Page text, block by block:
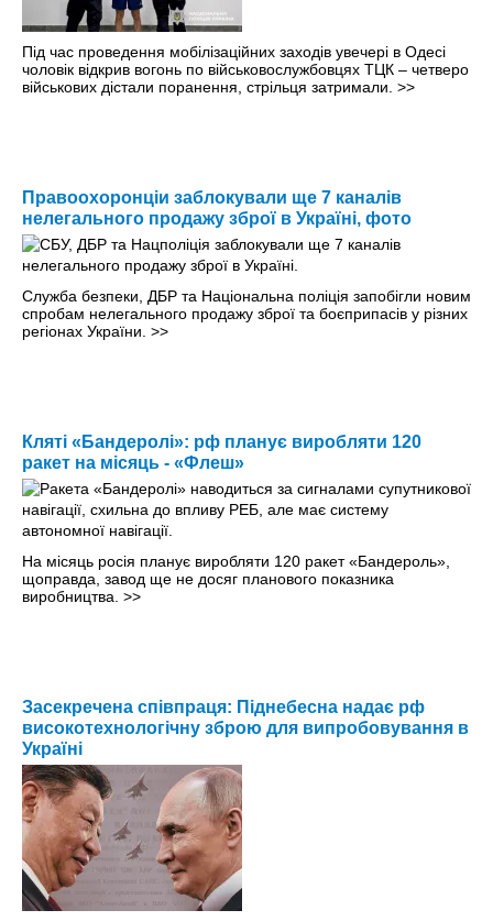
Під час проведення мобілізаційних заходів увечері в Одесі
чоловік відкрив вогонь по військовослужбовцях ТЦК – четверо
військових дістали поранення, стрільця затримали. >>
Правоохоронціи заблокували ще 7 каналів
нелегального продажу зброї в Україні, фото
Служба безпеки, ДБР та Національна поліція запобігли новим
спробам нелегального продажу зброї та боєприпасів у різних
регіонах України. >>
Кляті «Бандеролі»: рф планує виробляти 120
ракет на місяць - «Флеш»
На місяць росія планує виробляти 120 ракет «Бандероль»,
щоправда, завод ще не досяг планового показника
виробництва. >>
Засекречена співпраця: Піднебесна надає рф
високотехнологічну зброю для випробовування в
Україні